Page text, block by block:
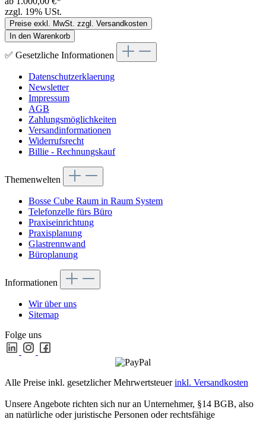
zzgl. 19% USt.
Preise exkl. MwSt. zzgl. Versandkosten
In den Warenkorb
✅ Gesetzliche Informationen
Datenschutzerklaerung
Newsletter
Impressum
AGB
Zahlungsmöglichkeiten
Versandinformationen
Widerrufsrecht
Billie - Rechnungskauf
Themenwelten
Bosse Cube Raum in Raum System
Telefonzelle fürs Büro
Praxiseinrichtung
Praxisplanung
Glastrennwand
Büroplanung
Informationen
Wir über uns
Sitemap
Folge uns
Alle Preise inkl. gesetzlicher Mehrwertsteuerinkl. Versandkosten
Unsere Angebote richten sich nur an Unternehmer, §14 BGB, also
an natürliche oder juristische Personen oder rechtsfähige